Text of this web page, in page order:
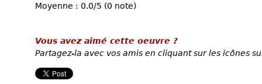
Moyenne : 0.0/5 (0 note)
Vous avez aimé cette oeuvre ?
Partagez-la avec vos amis en cliquant sur les icônes